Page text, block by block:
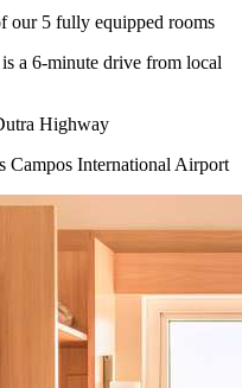
our 5 fully equipped rooms
a 6-minute drive from local
Highway
Campos International Airport